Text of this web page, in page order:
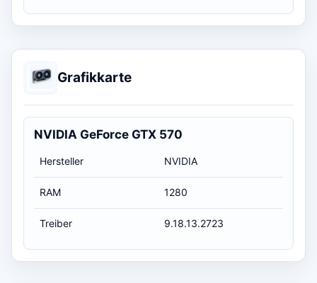
Grafikkarte
NVIDIA GeForce GTX 570
Hersteller NVIDIA
RAM 1280
Treiber 9.18.13.2723